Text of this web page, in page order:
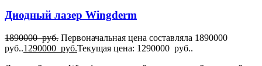
Диодный лазер Wingderm
1890000руб. Первоначальная цена составляла 1890000
руб..1290000 руб.Текущая цена: 1290000 руб..